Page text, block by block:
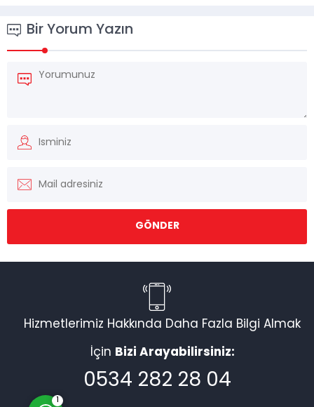
Bir Yorum Yazın
Hizmetlerimiz Hakkında Daha Fazla Bilgi Almak
İçin Bizi Arayabilirsiniz:
0534 282 28 04
Müşteri Temsilcisi
Cevap Yaz